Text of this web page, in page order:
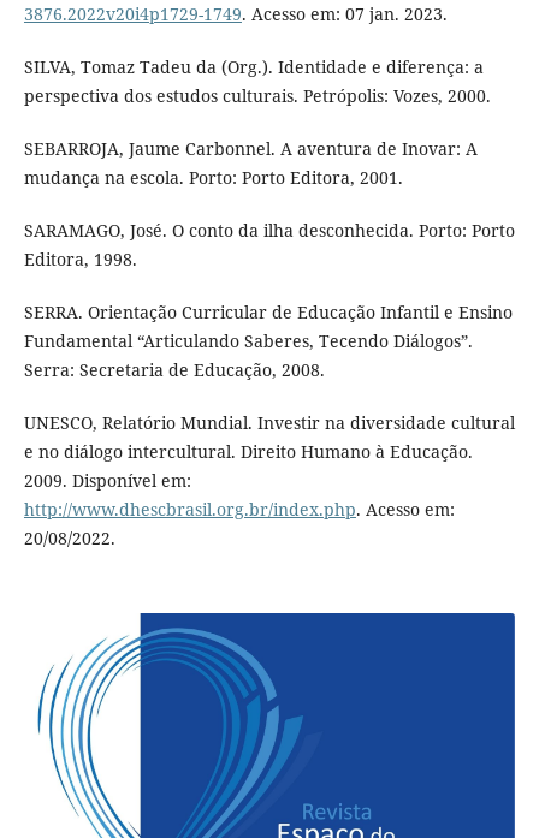
3876.2022v20i4p1729-1749. Acesso em: 07 jan. 2023.
SILVA, Tomaz Tadeu da (Org.). Identidade e diferença: a
perspectiva dos estudos culturais. Petrópolis: Vozes, 2000.
SEBARROJA, Jaume Carbonnel. A aventura de Inovar: A
mudança na escola. Porto: Porto Editora, 2001.
SARAMAGO, José. O conto da ilha desconhecida. Porto: Porto
Editora, 1998.
SERRA. Orientação Curricular de Educação Infantil e Ensino
Fundamental “Articulando Saberes, Tecendo Diálogos”.
Serra: Secretaria de Educação, 2008.
UNESCO, Relatório Mundial. Investir na diversidade cultural
e no diálogo intercultural. Direito Humano à Educação.
2009. Disponível em:
http://www.dhescbrasil.org.br/index.php. Acesso em:
20/08/2022.